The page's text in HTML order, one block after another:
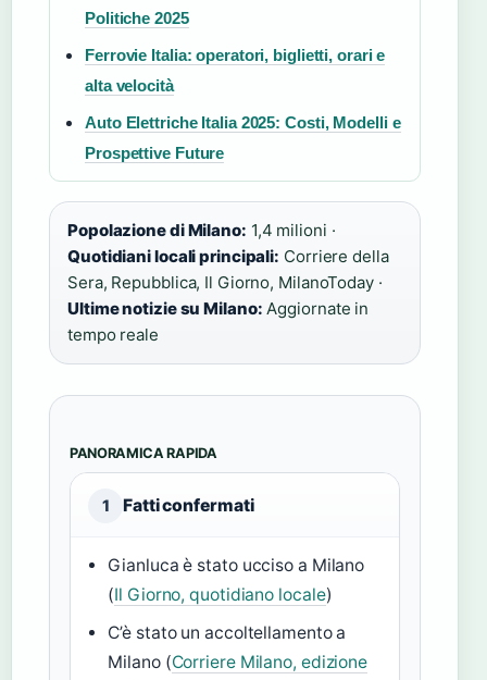
Politiche 2025
Ferrovie Italia: operatori, biglietti, orari e
alta velocità
Auto Elettriche Italia 2025: Costi, Modelli e
Prospettive Future
Popolazione di Milano: 1,4 milioni ·
Quotidiani locali principali: Corriere della
Sera, Repubblica, Il Giorno, MilanoToday ·
Ultime notizie su Milano: Aggiornate in
tempo reale
PANORAMICA RAPIDA
1 Fatti confermati
Gianluca è stato ucciso a Milano
(Il Giorno, quotidiano locale)
C’è stato un accoltellamento a
Milano (Corriere Milano, edizione